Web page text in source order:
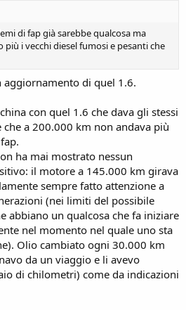
di fap già sarebbe qualcosa ma
i vecchi diesel fumosi e pesanti che
aggiornamento di quel 1.6.
con quel 1.6 che dava gli stessi
a 200.000 km non andava più
ha mai mostrato nessun
il motore a 145.000 km girava
sempre fatto attenzione a
(nei limiti del possibile
abbiano un qualcosa che fa iniziare
nel momento nel quale uno sta
Olio cambiato ogni 30.000 km
da un viaggio e li avevo
di chilometri) come da indicazioni